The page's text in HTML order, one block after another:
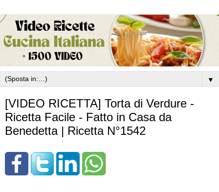
▼
[VIDEO RICETTA] Torta di Verdure -
Ricetta Facile - Fatto in Casa da
Benedetta | Ricetta N°1542